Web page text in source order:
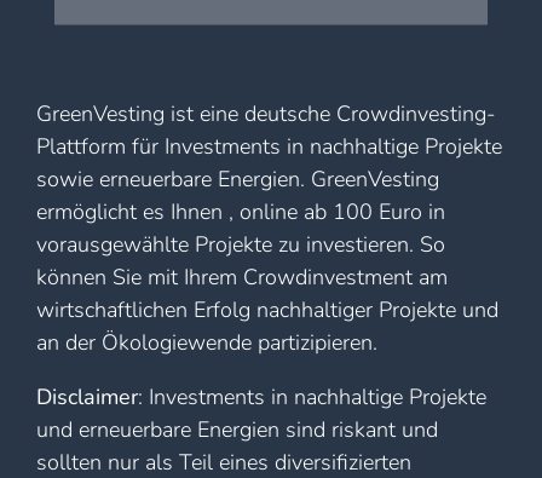
GreenVesting ist eine deutsche Crowdinvesting-
Plattform für Investments in nachhaltige Projekte
sowie erneuerbare Energien. GreenVesting
ermöglicht es Ihnen , online ab 100 Euro in
vorausgewählte Projekte zu investieren. So
können Sie mit Ihrem Crowdinvestment am
wirtschaftlichen Erfolg nachhaltiger Projekte und
an der Ökologiewende partizipieren.
Disclaimer: Investments in nachhaltige Projekte
und erneuerbare Energien sind riskant und
sollten nur als Teil eines diversifizierten